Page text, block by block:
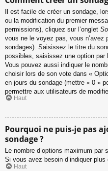
Il est facile de créer un sondage,
ou la modification du premier
permissions), cliquez sur l’onglet
vous ne le voyez pas, vous n’avez
sondages). Saisissez le titre du
possibles, saisissez une option par
Vous pouvez aussi indiquer le
choisir lors de son vote dans «
en jours du sondage (mettre « 0 »
permettre aux utilisateurs de
Haut
Pourquoi ne puis-je pas
sondage ?
Le nombre d’options maximum par
Si vous avez besoin d’indiquer plus
Haut